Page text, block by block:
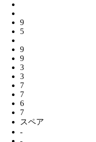
9
5
9
9
3
3
7
7
6
7
スペア
-